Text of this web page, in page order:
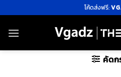
ไป
ยัง
โค้ดส่งฟรี:
คัดก